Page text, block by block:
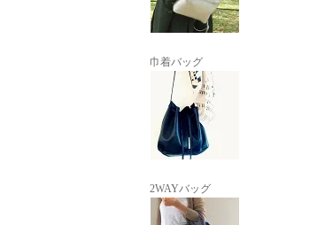
巾着バッグ
2WAYバッグ